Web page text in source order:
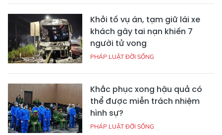
Khởi tố vụ án, tạm giữ lái xe
khách gây tai nạn khiến 7
người tử vong
PHÁP LUẬT ĐỜI SỐNG
Khắc phục xong hậu quả có
thể được miễn trách nhiệm
hình sự?
PHÁP LUẬT ĐỜI SỐNG